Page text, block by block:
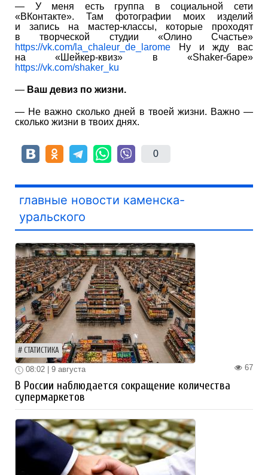
— У меня есть группа в социальной сети
«ВКонтакте». Там фотографии моих изделий
и запись на мастер-классы, которые проходят
в творческой студии «Олино Счастье»
https://vk.com/la_chaleur_de_larome Ну и жду вас
на «Шейкер-квиз» в «Shaker-баре»
https://vk.com/shaker_ku
— Ваш девиз по жизни.
— Не важно сколько дней в твоей жизни. Важно —
сколько жизни в твоих днях.
0
главные новости каменска-
уральского
СТАТИСТИКА
67
08:02 | 9 августа
В России наблюдается сокращение количества
супермаркетов